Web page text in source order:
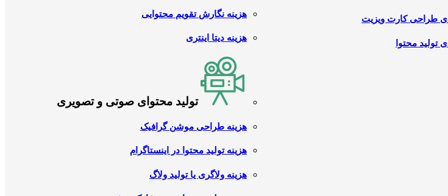
طراحی کارت ویزیت
تولید محتوا
هزینه نگارش تقویم محتوایی
هزینه دیتا اینتری
تولید محتوای صوتی و تصویری
هزینه طراحی موشن گرافیک
هزینه تولید محتوا در اینستاگرام
هزینه ولاگری یا تولید ولاگ